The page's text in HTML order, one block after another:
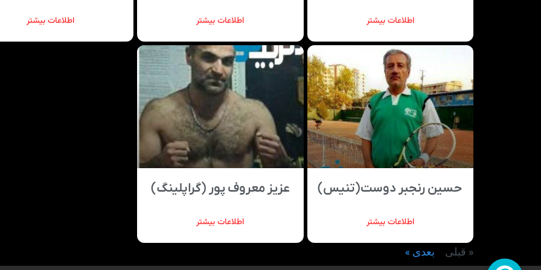
اطلاعات بیشتر اطلاعات بیشتر اطلاعات بیشتر
حسین رنجبر دوست(تنیس)
اطلاعات بیشتر
عزیز معروف پور (گراپلینگ)
اطلاعات بیشتر
« قبلی بعدی »